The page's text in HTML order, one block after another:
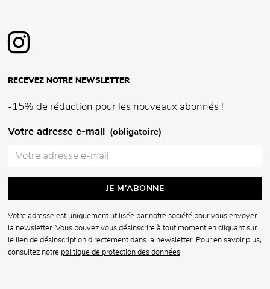
RECEVEZ NOTRE NEWSLETTER
-15% de réduction pour les nouveaux abonnés !
Votre adresse e-mail (obligatoire)
Votre adresse est uniquement utilisée par notre société pour vous envoyer
la newsletter. Vous pouvez vous désinscrire à tout moment en cliquant sur
le lien de désinscription directement dans la newsletter. Pour en savoir plus,
consultez notre politique de protection des données.